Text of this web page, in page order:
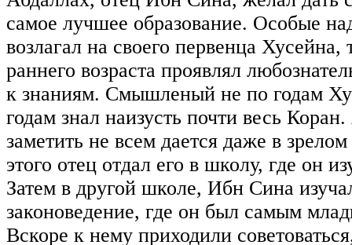
самое лучшее образование. Особые
возлагал на своего первенца
раннего возраста проявлял
к знаниям. Смышленый не по годам
годам знал наизусть почти весь
заметить не всем дается даже в
этого отец отдал его в школу, где он
Затем в другой школе, Ибн Сина
законоведение, где он был самым
Вскоре к нему приходили